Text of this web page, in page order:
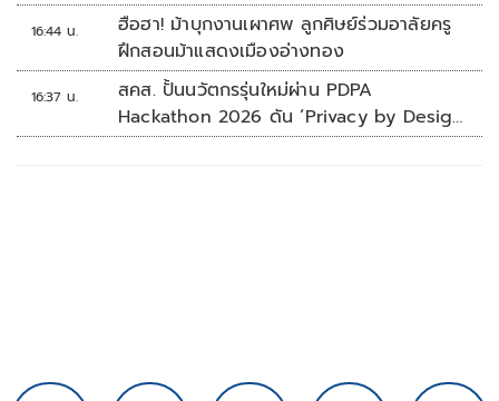
16:44 น.
ฮือฮา! ม้าบุกงานเผาศพ ลูกศิษย์ร่วมอาลัยครู
ฝึกสอนม้าแสดงเมืองอ่างทอง
16:37 น.
สคส. ปั้นนวัตกรรุ่นใหม่ผ่าน PDPA
Hackathon 2026 ดัน ‘Privacy by Design
for all’ สู่โซลูชันคุ้มครองข้อมูลส่วนบุคคลที่